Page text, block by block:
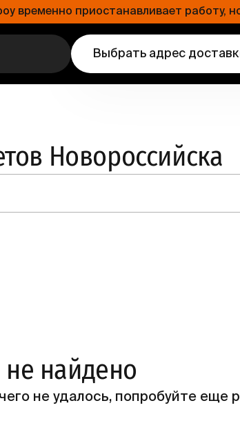
временно приостанавливает работу,
Выбрать адрес
Новороссийска
не найдено
не удалось, попробуйте еще